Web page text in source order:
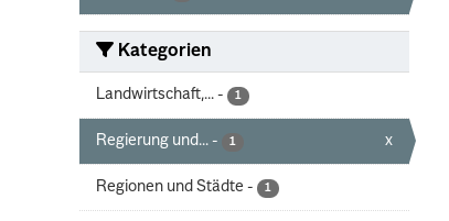
Kategorien
Landwirtschaft,... - 1
Regierung und... - 1 x
Regionen und Städte - 1